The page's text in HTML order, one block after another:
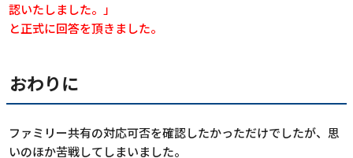
認いたしました。」
と正式に回答を頂きました。
おわりに
ファミリー共有の対応可否を確認したかっただけでしたが、思
いのほか苦戦してしまいました。